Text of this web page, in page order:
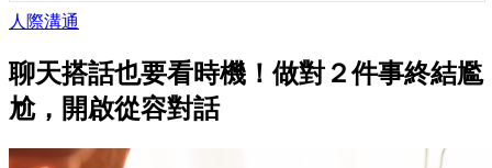
人際溝通
聊天搭話也要看時機！做對２件事終結尷
尬，開啟從容對話